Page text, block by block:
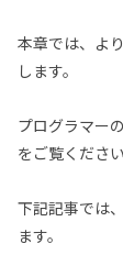
本章では、よ
します。
プログラマー
をご覧ください
下記記事では
ます。